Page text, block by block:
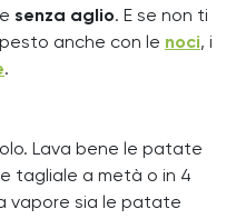
e senza aglio. E se non ti
anche con le noci, i
.
Lava bene le patate
tagliale a metà o in 4
vapore sia le patate